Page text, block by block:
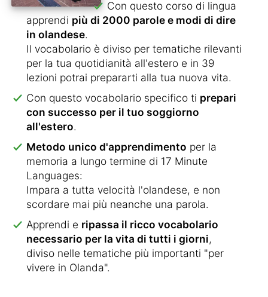
Con questo corso di lingua
apprendi più di 2000 parole e modi di dire
in olandese.
Il vocabolario è diviso per tematiche rilevanti
per la tua quotidianità all'estero e in 39
lezioni potrai prepararti alla tua nuova vita.
Con questo vocabolario specifico ti prepari
con successo per il tuo soggiorno
all'estero.
Metodo unico d'apprendimento per la
memoria a lungo termine di 17 Minute
Languages:
Impara a tutta velocità l'olandese, e non
scordare mai più neanche una parola.
Apprendi e ripassa il ricco vocabolario
necessario per la vita di tutti i giorni,
diviso nelle tematiche più importanti "per
vivere in Olanda".